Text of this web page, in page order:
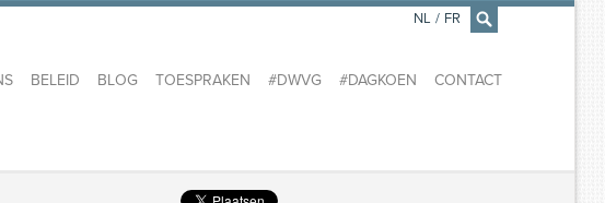
×
BELEID BLOG TOESPRAKEN #DWVG #DAGKOEN CONTACT
NL / FR